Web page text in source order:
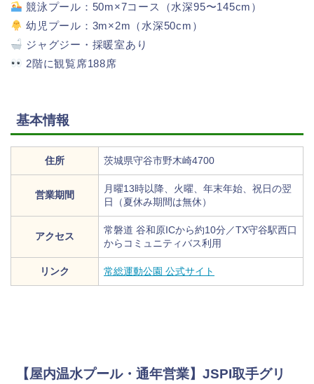
競泳プール：50m×7コース（水深95〜145cm）
幼児プール：3m×2m（水深50cm）
ジャグジー・採暖室あり
2階に観覧席188席
基本情報
住所 茨城県守谷市野木崎4700
営業期間
月曜13時以降、火曜、年末年始、祝日の翌
日（夏休み期間は無休）
アクセス
常磐道 谷和原ICから約10分／TX守谷駅西口
からコミュニティバス利用
リンク 常総運動公園 公式サイト
【屋内温水プール・通年営業】JSPI取手グリ